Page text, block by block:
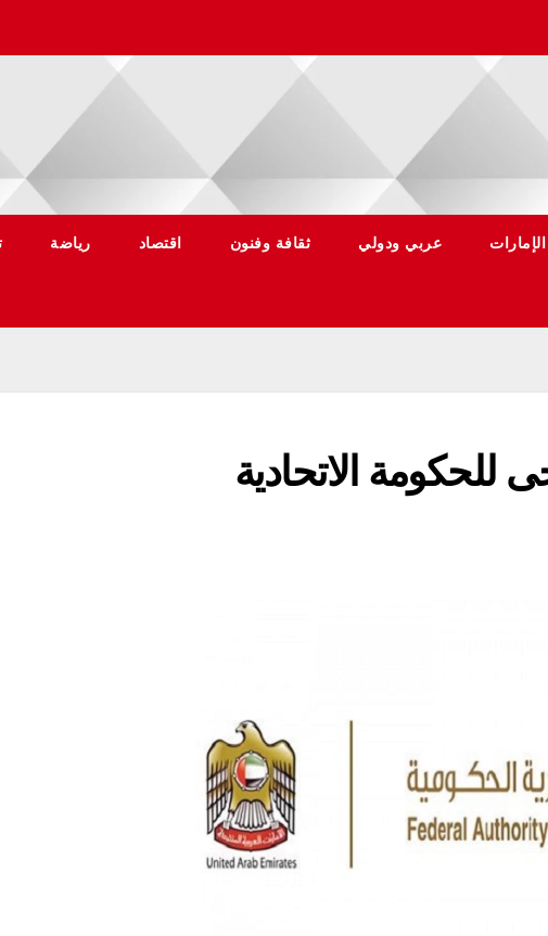
عربي ودولي ثقافة وفنون اقتصاد رياضة
للحكومة الاتحادية